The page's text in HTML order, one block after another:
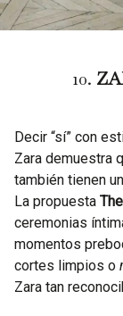
10.
Decir “sí” con
Zara demuestra
también tienen
La propuesta
ceremonias
momentos
cortes limpios o
Zara tan